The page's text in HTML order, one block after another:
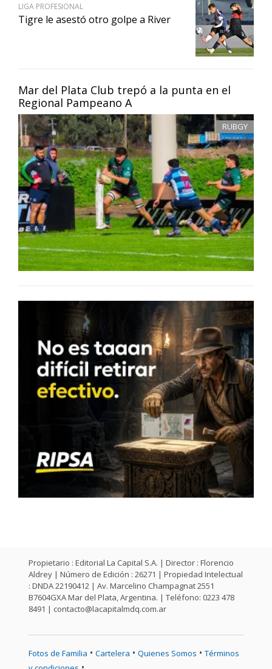
Mar del Plata Club trepó a la punta en el
Regional Pampeano A
RUBGY
LIGA PROFESIONAL
Tigre le asestó otro golpe a River
Propietario : Editorial La Capital S.A. | Director : Florencio
Aldrey | Número de Edición : 26271 | Propiedad Intelectual
: DNDA 22190412 | Av. Marcelino Champagnat 2551
B7604GXA Mar del Plata, Argentina. | Teléfono: 0223 478
8491 | contacto@lacapitalmdq.com.ar
Fotos de Familia • Cartelera • Quienes Somos • Términos